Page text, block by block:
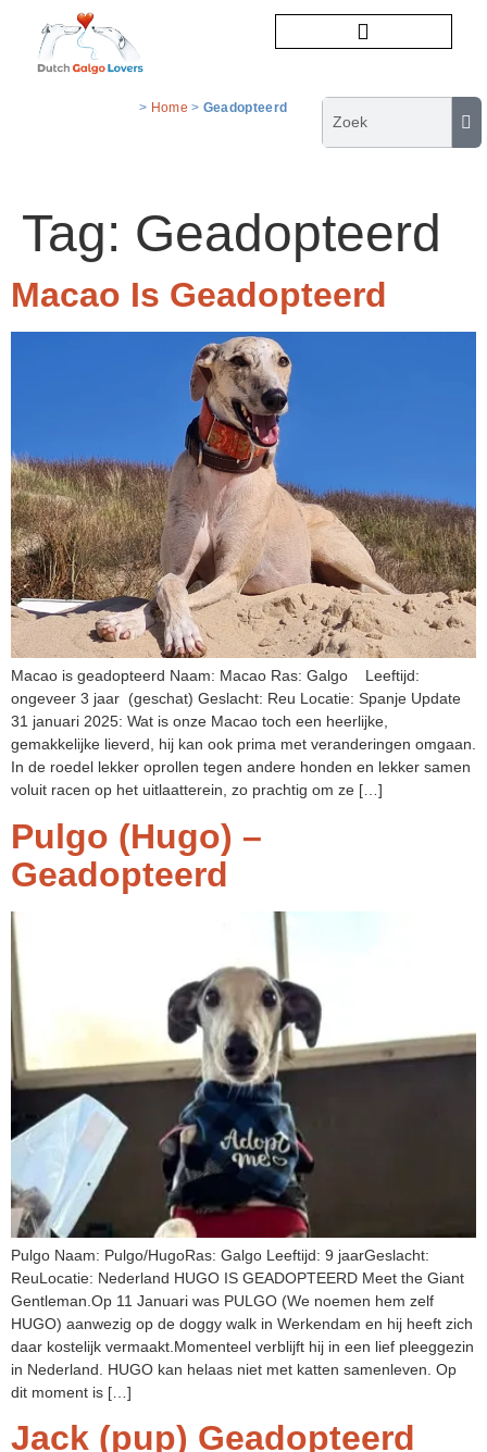
> Home > Geadopteerd
Tag: Geadopteerd
Macao Is Geadopteerd
Macao is geadopteerd Naam: Macao Ras: Galgo Leeftijd:
ongeveer 3 jaar (geschat) Geslacht: Reu Locatie: Spanje Update
31 januari 2025: Wat is onze Macao toch een heerlijke,
gemakkelijke lieverd, hij kan ook prima met veranderingen omgaan.
In de roedel lekker oprollen tegen andere honden en lekker samen
voluit racen op het uitlaatterein, zo prachtig om ze […]
Pulgo (Hugo) –
Geadopteerd
Pulgo Naam: Pulgo/HugoRas: Galgo Leeftijd: 9 jaarGeslacht:
ReuLocatie: Nederland HUGO IS GEADOPTEERD Meet the Giant
Gentleman.Op 11 Januari was PULGO (We noemen hem zelf
HUGO) aanwezig op de doggy walk in Werkendam en hij heeft zich
daar kostelijk vermaakt.Momenteel verblijft hij in een lief pleeggezin
in Nederland. HUGO kan helaas niet met katten samenleven. Op
dit moment is […]
Jack (pup) Geadopteerd